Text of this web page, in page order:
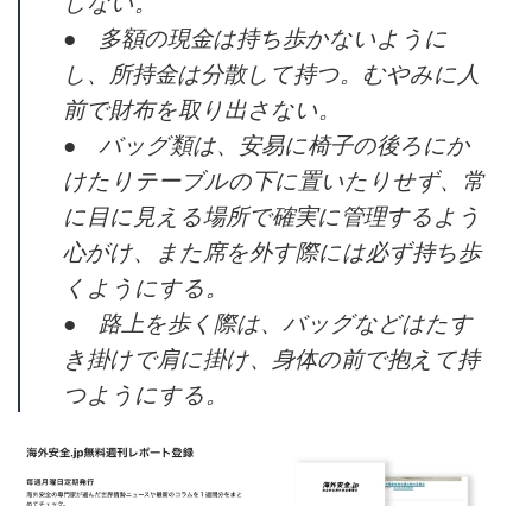
● 多額の現金は持ち歩かないように
し、所持金は分散して持つ。むやみに人
前で財布を取り出さない。
● バッグ類は、安易に椅子の後ろにか
けたりテーブルの下に置いたりせず、常
に目に見える場所で確実に管理するよう
心がけ、また席を外す際には必ず持ち歩
くようにする。
● 路上を歩く際は、バッグなどはたす
き掛けで肩に掛け、身体の前で抱えて持
つようにする。